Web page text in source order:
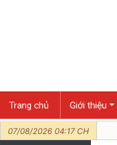
07/08/2026 04:17 CH
Trang chủ Giới thiệu